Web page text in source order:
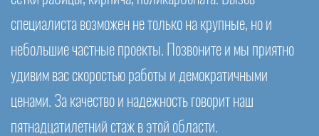
специалиста возможен не только на крупные, но и
небольшие частные проекты. Позвоните и мы приятно
удивим вас скоростью работы и демократичными
ценами. За качество и надежность говорит наш
пятнадцатилетний стаж в этой области.